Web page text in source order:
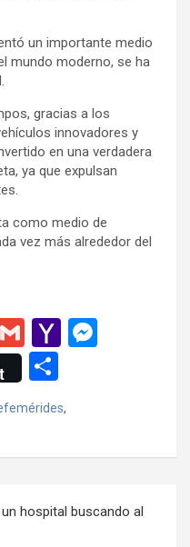
un importante medio
mundo moderno, se ha
gracias a los
innovadores y
en una verdadera
ya que expulsan
como medio de
vez más alrededor del
G
m
ail
Y
o
o
ail
g
m
p
tir
,
hospital buscando al